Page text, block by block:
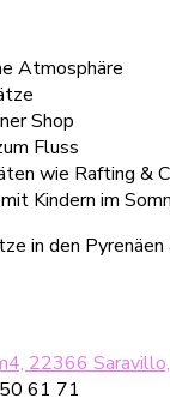
Atmosphäre
Shop
Fluss
wie Rafting &
Kindern im
22366
61 71